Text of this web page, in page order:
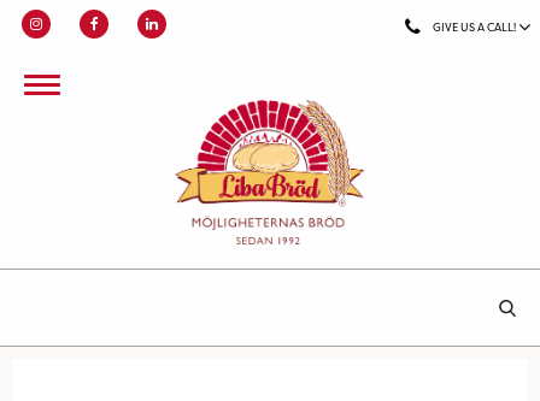
GIVE US A CALL!